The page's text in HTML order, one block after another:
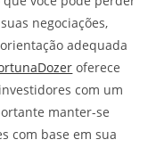
negociações,
adequada
oferece
com um
manter-se
com base em sua